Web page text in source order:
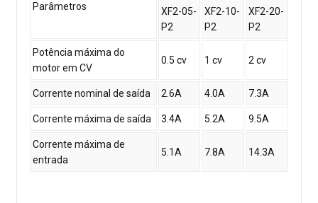
Parâmetros
XF2-05-
P2
XF2-10-
P2
XF2-20-
P2
Potência máxima do
motor em CV
0.5 cv 1 cv 2 cv
Corrente nominal de saída 2.6A 4.0A 7.3A
Corrente máxima de saída 3.4A 5.2A 9.5A
Corrente máxima de
entrada
5.1A 7.8A 14.3A